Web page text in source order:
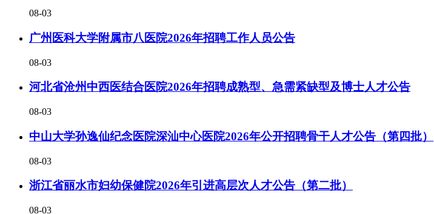
08-03
广州医科大学附属市八医院2026年招聘工作人员公告
08-03
河北省沧州中西医结合医院2026年招聘成熟型、急需紧缺型及博士人才公告
08-03
中山大学孙逸仙纪念医院深汕中心医院2026年公开招聘骨干人才公告（第四批）
08-03
浙江省丽水市妇幼保健院2026年引进高层次人才公告（第二批）
08-03